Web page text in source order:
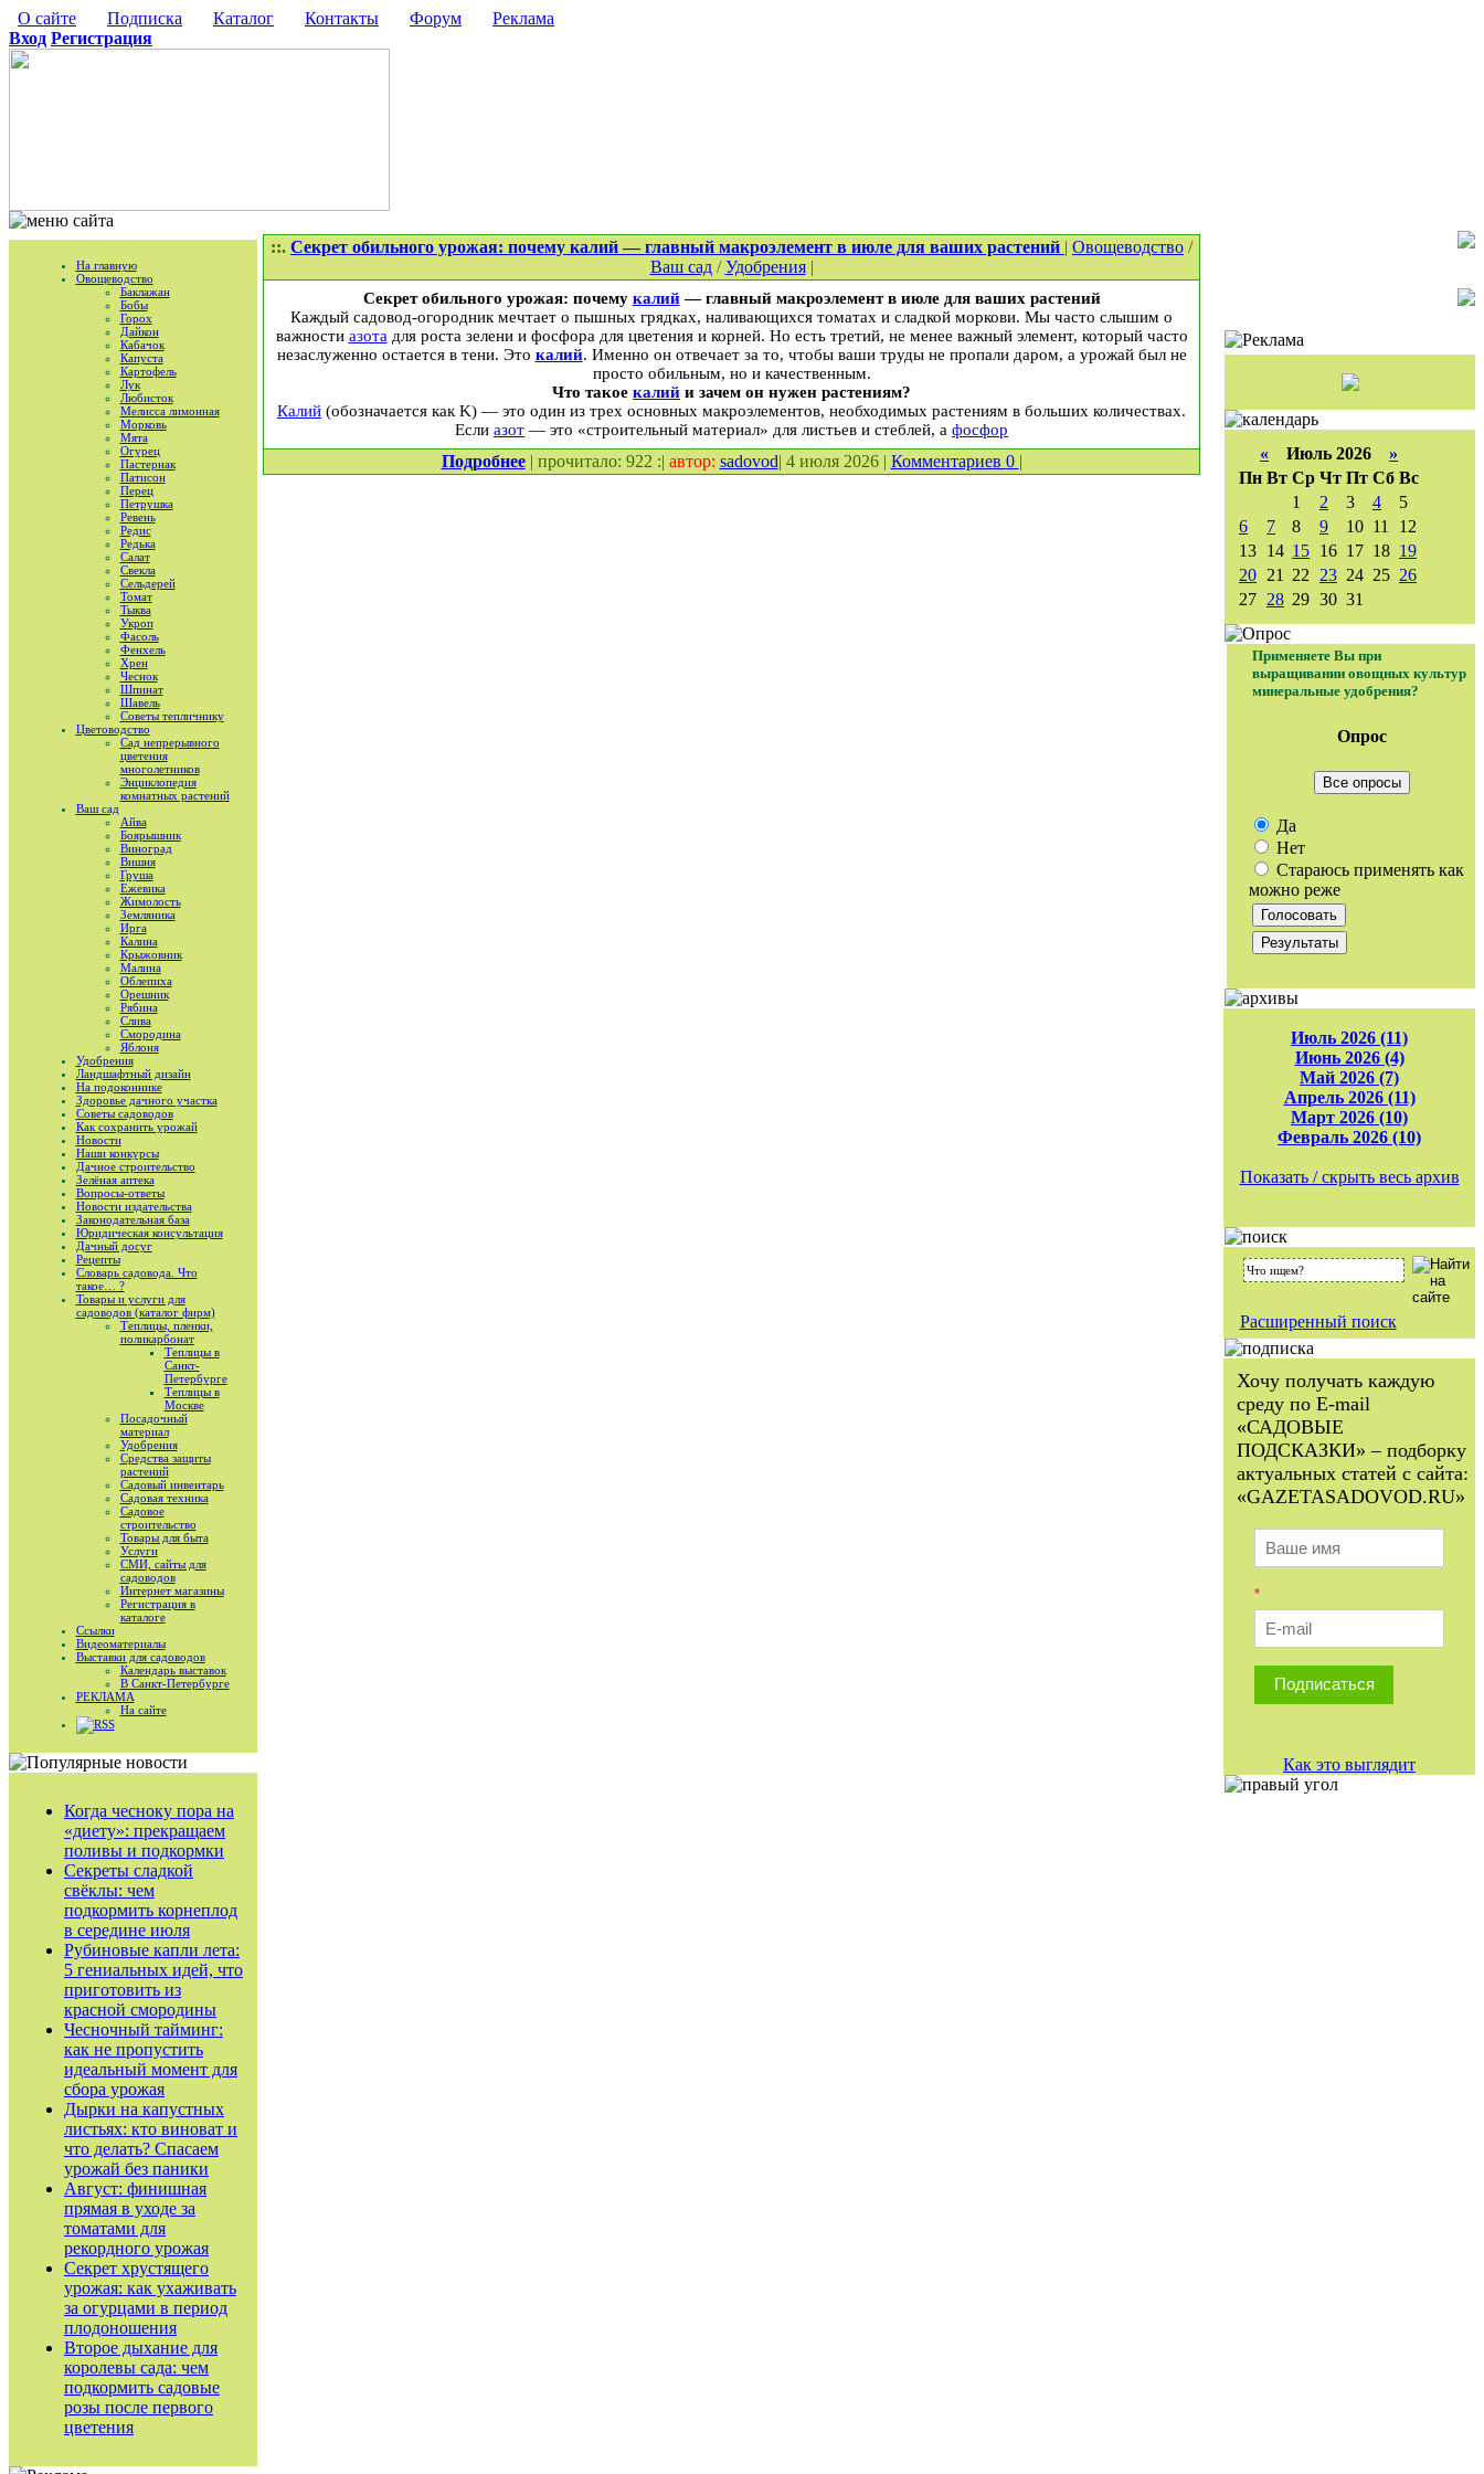
О сайте Подписка Каталог Контакты Форум
Реклама
Вход Регистрация
На главную
Овощеводство
Баклажан
Бобы
Горох
Дайкон
Кабачок
Капуста
Картофель
Лук
Любисток
Мелисса лимонная
Морковь
Мята
Огурец
Пастернак
Патисон
Перец
Петрушка
Ревень
Редис
Редька
Салат
Свекла
Сельдерей
Томат
Тыква
Укроп
Фасоль
Фенхель
Хрен
Чеснок
Шпинат
Шавель
Советы тепличнику
Цветоводство
Сад непрерывного
цветения
многолетников
Энциклопедия
комнатных растений
Ваш сад
Айва
Боярышник
Виноград
Вишня
Груша
Ежевика
Жимолость
Земляника
Ирга
Калина
Крыжовник
Малина
Облепиха
Орешник
Рябина
Слива
Смородина
Яблоня
Удобрения
Ландшафтный дизайн
На подоконнике
Здоровье дачного участка
Советы садоводов
Как сохранить урожай
Новости
Наши конкурсы
Дачное строительство
Зелёная аптека
Вопросы-ответы
Новости издательства
Законодательная база
Юридическая консультация
Дачный досуг
Рецепты
Словарь садовода. Что
такое… ?
Товары и услуги для
садоводов (каталог фирм)
Теплицы, пленки,
поликарбонат
Теплицы в
Санкт-
Петербурге
Теплицы в
Москве
Посадочный
материал
Удобрения
Средства защиты
растений
Садовый инвентарь
Садовая техника
Садовое
строительство
Товары для быта
Услуги
СМИ, сайты для
садоводов
Интернет магазины
Регистрация в
каталоге
Ссылки
Видеоматериалы
Выставки для садоводов
Календарь выставок
В Санкт-Петербурге
РЕКЛАМА
На сайте
RSS
Когда чесноку пора на
«диету»: прекращаем
поливы и подкормки
Секреты сладкой
свёклы: чем
подкормить корнеплод
в середине июля
Рубиновые капли лета:
5 гениальных идей, что
приготовить из
красной смородины
Чесночный тайминг:
как не пропустить
идеальный момент для
сбора урожая
Дырки на капустных
листьях: кто виноват и
что делать? Спасаем
урожай без паники
Август: финишная
прямая в уходе за
томатами для
рекордного урожая
Секрет хрустящего
урожая: как ухаживать
за огурцами в период
плодоношения
Второе дыхание для
королевы сада: чем
подкормить садовые
розы после первого
цветения
::. Секрет обильного урожая: почему калий — главный макроэлемент в июле для ваших растений | Овощеводство /
Ваш сад/Удобрения|
Секрет обильного урожая: почему калий— главный макроэлемент в июле для ваших растений
Каждый садовод-огородник мечтает о пышных грядках, наливающихся томатах и сладкой моркови. Мы часто слышим о
важности азота для роста зелени и фосфора для цветения и корней. Но есть третий, не менее важный элемент, который часто
незаслуженно остается в тени. Это калий. Именно он отвечает за то, чтобы ваши труды не пропали даром, а урожай был не
просто обильным, но и качественным.
Что такое калий и зачем он нужен растениям?
Калий (обозначается как K) — это один из трех основных макроэлементов, необходимых растениям в больших количествах.
Если азот — это «строительный материал» для листьев и стеблей, а фосфор
Подробнее| прочитало: 922 :| автор: sadovod| 4 июля 2026 | Комментариев 0 | « Июль 2026 »
Пн Вт Ср Чт Пт Сб Вс
1
2 3 4
5
6
7 8 9 10 11
12
13 14 15 16 17 18 19
20 21 22 23 24 25 26
27 28 29 30 31
Применяете Вы при
выращивании овощных культур
минеральные удобрения?
Опрос
Все опросы
Да
Нет
Стараюсь применять как
можно реже
Июль 2026 (11)
Июнь 2026 (4)
Май 2026 (7)
Апрель 2026 (11)
Март 2026 (10)
Февраль 2026 (10)
Показать / скрыть весь архив
Расширенный поиск
Хочу получать каждую
среду по E-mail
«САДОВЫЕ
ПОДСКАЗКИ» – подборку
актуальных статей с сайта:
«GAZETASADOVOD.RU»
*
Подписаться
Как это выглядит